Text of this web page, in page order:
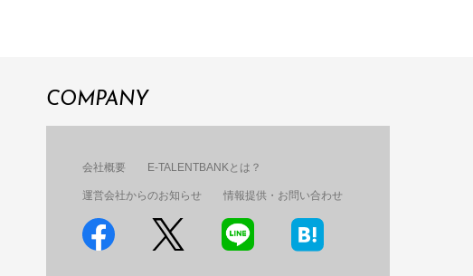
COMPANY
会社概要 E-TALENTBANKとは？
運営会社からのお知らせ 情報提供・お問い合わせ